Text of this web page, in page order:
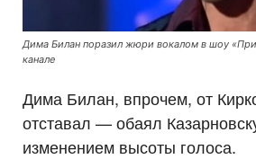
Дима Билан поразил жюри вокалом в шоу
канале
Дима Билан, впрочем, от
отставал — обаял
изменением высоты голоса.